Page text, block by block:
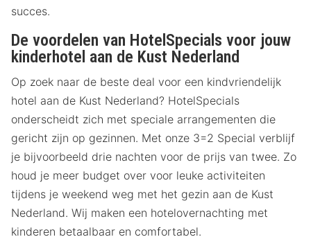
succes.
De voordelen van HotelSpecials voor jouw
kinderhotel aan de Kust Nederland
Op zoek naar de beste deal voor een kindvriendelijk
hotel aan de Kust Nederland? HotelSpecials
onderscheidt zich met speciale arrangementen die
gericht zijn op gezinnen. Met onze 3=2 Special verblijf
je bijvoorbeeld drie nachten voor de prijs van twee. Zo
houd je meer budget over voor leuke activiteiten
tijdens je weekend weg met het gezin aan de Kust
Nederland. Wij maken een hotelovernachting met
kinderen betaalbaar en comfortabel.